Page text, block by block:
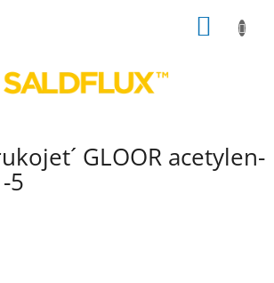
GLOOR acetylen-
5